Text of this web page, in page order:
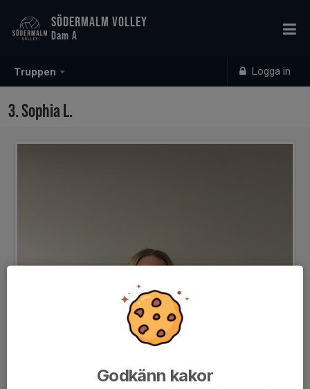
Truppen Logga in
SÖDERMALM VOLLEY
Dam A
3. Sophia L.
Godkänn kakor